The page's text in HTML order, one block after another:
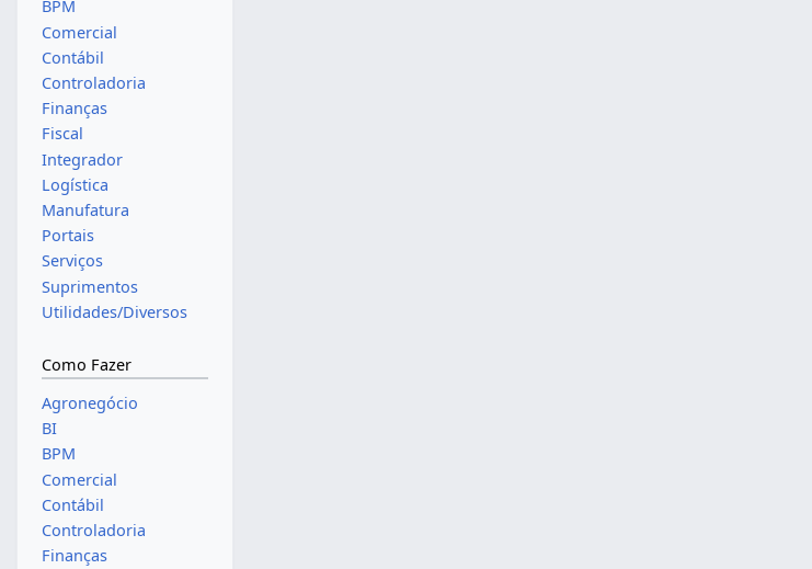
BPM
Comercial
Contábil
Controladoria
Finanças
Fiscal
Integrador
Logística
Manufatura
Portais
Serviços
Suprimentos
Utilidades/Diversos
Como Fazer
Agronegócio
BI
BPM
Comercial
Contábil
Controladoria
Finanças